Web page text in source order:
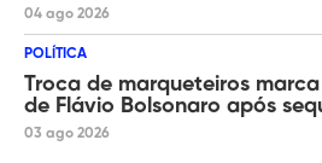
04 ago 2026
POLÍTICA
Troca de marqueteiros
de Flávio Bolsonaro após
03 ago 2026